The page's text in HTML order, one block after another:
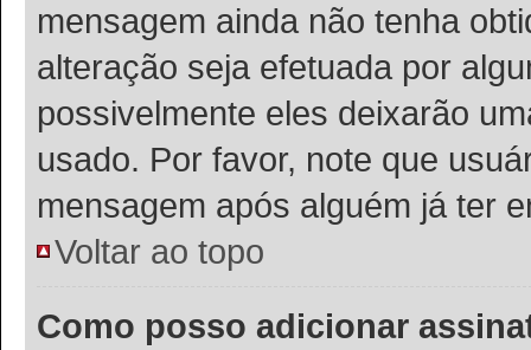
mensagem ainda não tenha
alteração seja efetuada por
possivelmente eles deixarão
usado. Por favor, note que
mensagem após alguém já ter
Voltar ao topo
Como posso adicionar